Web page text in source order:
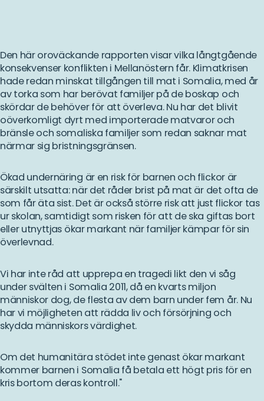
Den här oroväckande rapporten visar vilka långtgående
konsekvenser konflikten i Mellanöstern får. Klimatkrisen
hade redan minskat tillgången till mat i Somalia, med år
av torka som har berövat familjer på de boskap och
skördar de behöver för att överleva. Nu har det blivit
oöverkomligt dyrt med importerade matvaror och
bränsle och somaliska familjer som redan saknar mat
närmar sig bristningsgränsen.
Ökad undernäring är en risk för barnen och flickor är
särskilt utsatta: när det råder brist på mat är det ofta de
som får äta sist. Det är också större risk att just flickor tas
ur skolan, samtidigt som risken för att de ska giftas bort
eller utnyttjas ökar markant när familjer kämpar för sin
överlevnad.
Vi har inte råd att upprepa en tragedi likt den vi såg
under svälten i Somalia 2011, då en kvarts miljon
människor dog, de flesta av dem barn under fem år. Nu
har vi möjligheten att rädda liv och försörjning och
skydda människors värdighet.
Om det humanitära stödet inte genast ökar markant
kommer barnen i Somalia få betala ett högt pris för en
kris bortom deras kontroll."